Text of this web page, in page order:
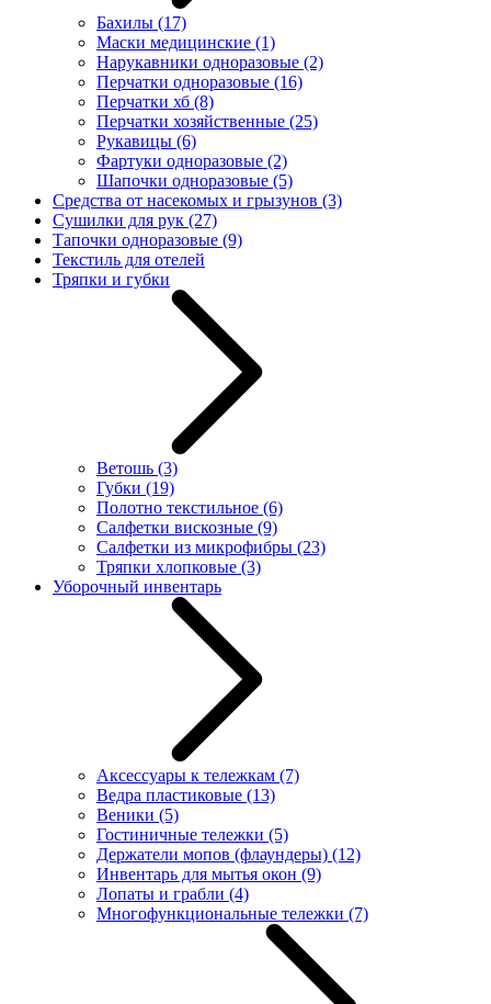
Бахилы (17)
Маски медицинские (1)
Нарукавники одноразовые (2)
Перчатки одноразовые (16)
Перчатки хб (8)
Перчатки хозяйственные (25)
Рукавицы (6)
Фартуки одноразовые (2)
Шапочки одноразовые (5)
Средства от насекомых и грызунов (3)
Сушилки для рук (27)
Тапочки одноразовые (9)
Текстиль для отелей
Тряпки и губки
Ветошь (3)
Губки (19)
Полотно текстильное (6)
Салфетки вискозные (9)
Салфетки из микрофибры (23)
Тряпки хлопковые (3)
Уборочный инвентарь
Аксессуары к тележкам (7)
Ведра пластиковые (13)
Веники (5)
Гостиничные тележки (5)
Держатели мопов (флаундеры) (12)
Инвентарь для мытья окон (9)
Лопаты и грабли (4)
Многофункциональные тележки (7)